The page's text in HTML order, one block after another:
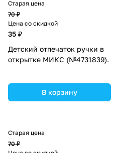
Старая цена
70 ₽
Цена со скидкой
35 ₽
Детский отпечаток ручки в
открытке МИКС (№4731839).
В корзину
Старая цена
70 ₽